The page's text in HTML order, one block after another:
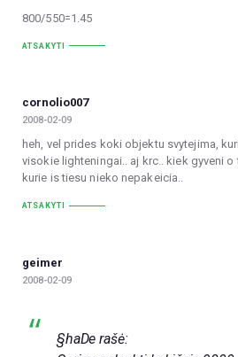
800/550=1.45
ATSAKYTI
cornolio007
2008-02-09
heh, vel prides koki objektu svytejima,
visokie lighteningai.. aj krc.. kiek gyveni
kurie is tiesu nieko nepakeicia..
ATSAKYTI
geimer
2008-02-09
§haDe rašė: